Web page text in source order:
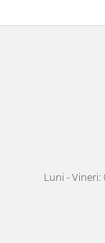
Luni - Vineri: